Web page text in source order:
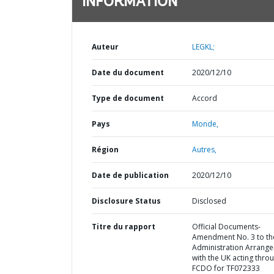
Auteur LEGKL;
Date du document 2020/12/10
Type de document Accord
Pays Monde,
Région Autres,
Date de publication 2020/12/10
Disclosure Status Disclosed
Titre du rapport
Official Documents-
Amendment No. 3 to
Administration
with the UK acting
FCDO for TF072333